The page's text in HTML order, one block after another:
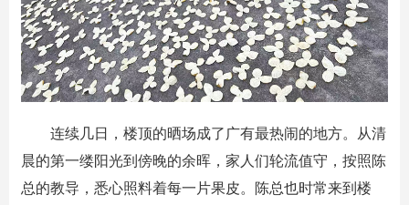
连续几日，楼顶的晒场成了广有最热闹的地方。从清
晨的第一缕阳光到傍晚的余晖，家人们轮流值守，按照陈
总的教导，悉心照料着每一片果皮。陈总也时常来到楼